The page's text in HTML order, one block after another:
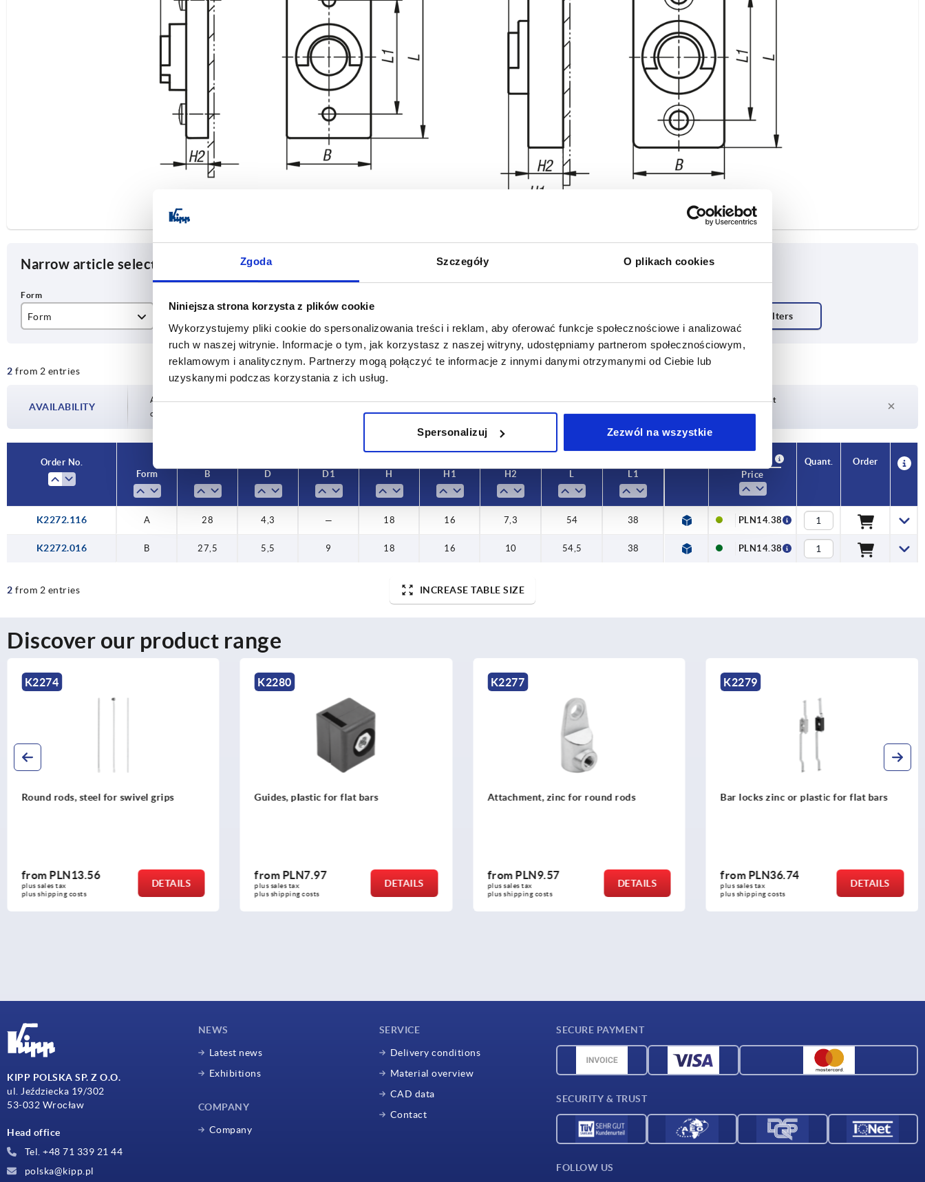
Zgoda Szczegóły O plikach cookies
Niniejsza strona korzysta z plików cookie
Wykorzystujemy pliki cookie do spersonalizowania treści i reklam, aby oferować funkcje społecznościowe i analizować
ruch w naszej witrynie. Informacje o tym, jak korzystasz z naszej witryny, udostępniamy partnerom społecznościowym,
reklamowym i analitycznym. Partnerzy mogą połączyć te informacje z innymi danymi otrzymanymi od Ciebie lub
uzyskanymi podczas korzystania z ich usług.
Spersonalizuj Zezwól na wszystkie
Narrow article selection
Form
B
27,5 4,3
5,5
9 18
2 from 2 entries
AVAILABILITY
Availability is updated several times a day at regular intervals. In the final step before
completing your order, you will be informed of the confirmed dispatch date.
1-3 days
Delivery time on request
4-20 days
Currently not in stock
Order No.
Form
B D D1 H H1 H2 L L1
Price
Quant. Order
K2272.116 A 28 4,3 — 18 16 7,3 54 38 PLN14.38
K2272.016 B 27,5 5,5 9 18 16 10 54,5 38 PLN14.38
2 from 2 entries INCREASE TABLE SIZE
Discover our product range
K2274
Round rods, steel for swivel grips
from PLN13.56
plus sales tax
plus shipping costs
DETAILS
K2280
Guides, plastic for flat bars
from PLN7.97
plus sales tax
plus shipping costs
DETAILS
K2277
Attachment, zinc for round rods
from PLN9.57
plus sales tax
plus shipping costs
DETAILS
K2279
Bar locks zinc or plastic for flat bars
from PLN36.74
plus sales tax
plus shipping costs
DETAILS
KIPP POLSKA SP. Z O.O.
ul. Jeździecka 19/302
53-032 Wrocław
Head office
Tel. +48 71 339 21 44
polska@kipp.pl
NEWS
Latest news
Exhibitions
COMPANY
Company
SERVICE
Delivery conditions
Material overview
CAD data
Contact
SECURE PAYMENT
SECURITY & TRUST
FOLLOW US